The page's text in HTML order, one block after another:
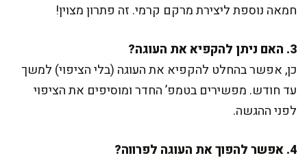
חמאה נוספת ליצירת מרקם קרמי. זה פתרון מצוין!
3. האם ניתן להקפיא את העוגה?
כן, אפשר בהחלט להקפיא את העוגה (בלי הציפוי) למשך
עד חודש. מפשירים בטמפ’ החדר ומוסיפים את הציפוי
לפני ההגשה.
4. אפשר להפוך את העוגה לפרווה?